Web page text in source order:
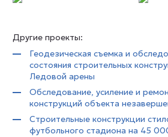
Другие проекты:
Геодезическая съемка и
состояния строительных
Ледовой арены
Обследование, усиление и
конструкций объекта
Строительные конструкции
футбольного стадиона на 45